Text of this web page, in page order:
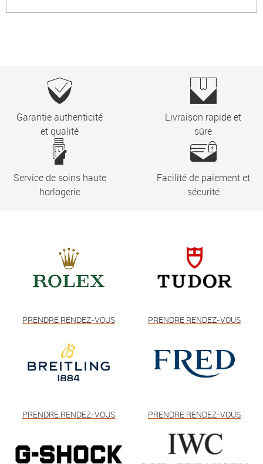
Garantie authenticité
et qualité
Livraison rapide et
sûre
Service de soins haute
horlogerie
Facilité de paiement et
sécurité
PRENDRE RENDEZ-VOUS PRENDRE RENDEZ-VOUS
PRENDRE RENDEZ-VOUS PRENDRE RENDEZ-VOUS